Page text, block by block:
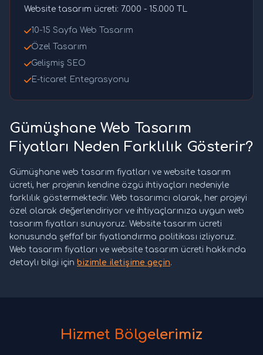
Website tasarım ücreti: 7.000 - 15.000 TL
10-15 Sayfa Web Tasarım
Özel Tasarım
Gelişmiş SEO
E-ticaret Entegrasyonu
Gümüşhane Web Tasarım
Fiyatları Neden Farklılık Gösterir?
Gümüşhane web tasarım fiyatları ve website tasarım
ücreti, her projenin kendine özgü ihtiyaçları nedeniyle
farklılık göstermektedir. Web tasarımcı olarak, her projeyi
özel olarak değerlendiriyor ve ihtiyaçlarınıza uygun web
tasarım fiyatları sunuyoruz. Website tasarım ücreti
konusunda şeffaf bir fiyatlandırma politikası izliyoruz.
Web tasarım fiyatları ve website tasarım ücreti hakkında
detaylı bilgi için bizimle iletişime geçin.
Hizmet Bölgelerimiz